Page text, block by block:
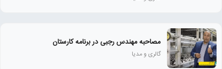
مصاحبه مهندس رجبی در برنامه کارستان
گالری و مدیا